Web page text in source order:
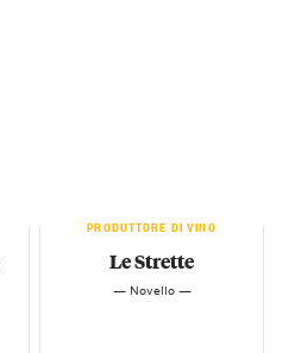
PRODUTTORE DI VINO
Le Strette
— Novello —